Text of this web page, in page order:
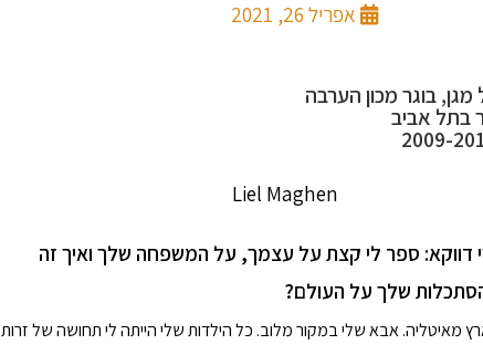
אפריל 26, 2021
מגן, בוגר מכון הערבה
דווקא: ספר לי קצת על עצמך, על המשפחה שלך ואיך זה
שלך על העולם?
מאיטליה. אבא שלי במקור מלוב. כל הילדות שלי הייתה לי תחושה של זרות